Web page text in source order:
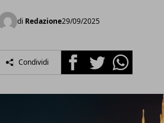
di Redazione29/09/2025
Condividi FacebookTwitterWhatsapp